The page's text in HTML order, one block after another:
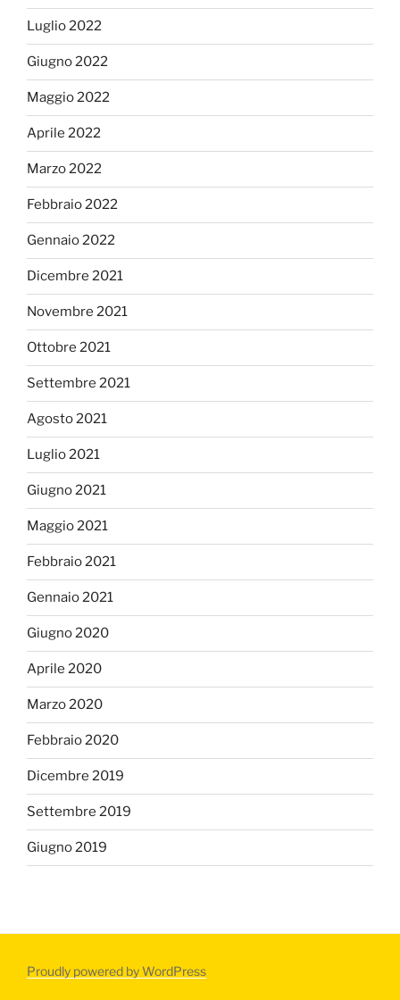
Luglio 2022
Giugno 2022
Maggio 2022
Aprile 2022
Marzo 2022
Febbraio 2022
Gennaio 2022
Dicembre 2021
Novembre 2021
Ottobre 2021
Settembre 2021
Agosto 2021
Luglio 2021
Giugno 2021
Maggio 2021
Febbraio 2021
Gennaio 2021
Giugno 2020
Aprile 2020
Marzo 2020
Febbraio 2020
Dicembre 2019
Settembre 2019
Giugno 2019
Proudly powered by WordPress